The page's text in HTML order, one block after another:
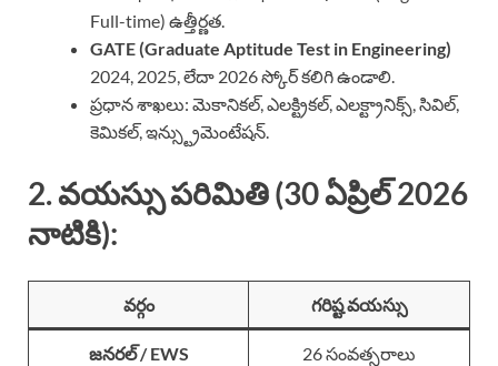
Full-time) ఉత్తీర్ణత.
GATE (Graduate Aptitude Test in Engineering)
2024, 2025, లేదా 2026 స్కోర్ కలిగి ఉండాలి.
ప్రధాన శాఖలు: మెకానికల్, ఎలక్ట్రికల్, ఎలక్ట్రానిక్స్, సివిల్,
కెమికల్, ఇన్స్ట్రుమెంటేషన్.
2. వయస్సు పరిమితి (30 ఏప్రిల్ 2026
నాటికి):
వర్గం గరిష్ట వయస్సు
జనరల్ / EWS 26 సంవత్సరాలు